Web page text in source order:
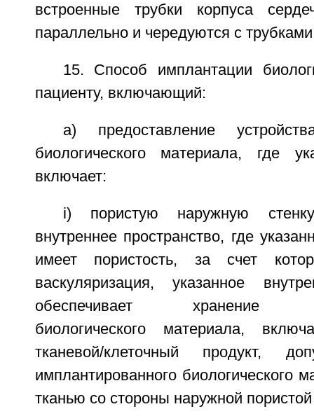
встроенные трубки корпуса
параллельно и чередуются с
15. Способ имплантации
пациенту, включающий:
a) предоставление
биологического материала, где
включает:
i) пористую наружную
внутреннее пространство, где
имеет пористость, за счет
васкуляризация, указанное
обеспечивает хранение
биологического материала,
тканевой/клеточный продукт,
имплантированного биологического
тканью со стороны наружной пористой